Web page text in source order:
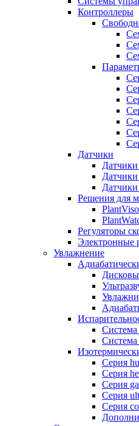
Контроллеры
Датчики
Решения для
Регуляторы
Электронные
Увлажнение
Система
Система
Серия
Серия
Серия
Серия
Серия